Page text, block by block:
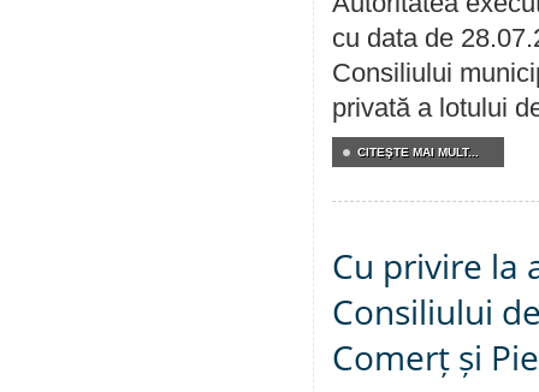
cu data de
Consiliului
privată a lotului
CITEŞTE MAI MULT...
Cu privire la
Consiliului
Comerț și